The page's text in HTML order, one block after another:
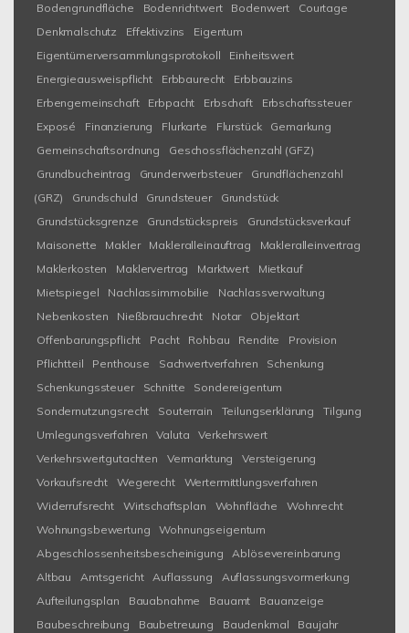
Bodengrundfläche
Bodenrichtwert Bodenwert
Courtage
Denkmalschutz
Effektivzins
Eigentum
Eigentümerversammlungsprotokoll
Einheitswert
Energieausweispflicht
Erbbaurecht
Erbbauzins
Erbengemeinschaft
Erbpacht Erbschaft
Erbschaftssteuer
Exposé
Finanzierung Flurkarte Flurstück
Gemarkung
Gemeinschaftsordnung
Geschossflächenzahl (GFZ)
Grundbucheintrag
Grunderwerbsteuer
Grundflächenzahl
(GRZ)
Grundschuld Grundsteuer
Grundstück
Grundstücksgrenze
Grundstückspreis
Grundstücksverkauf
Maisonette
Makler Makleralleinauftrag
Makleralleinvertrag
Maklerkosten
Maklervertrag Marktwert
Mietkauf
Mietspiegel
Nachlassimmobilie
Nachlassverwaltung
Nebenkosten
Nießbrauchrecht Notar
Objektart
Offenbarungspflicht
Pacht Rohbau Rendite
Provision
Pflichtteil
Penthouse Sachwertverfahren
Schenkung
Schenkungssteuer
Schnitte
Sondereigentum
Sondernutzungsrecht
Souterrain Teilungserklärung
Tilgung
Umlegungsverfahren
Valuta
Verkehrswert
Verkehrswertgutachten
Vermarktung
Versteigerung
Vorkaufsrecht
Wegerecht
Wertermittlungsverfahren
Widerrufsrecht
Wirtschaftsplan Wohnfläche
Wohnrecht
Wohnungsbewertung
Wohnungseigentum
Abgeschlossenheitsbescheinigung
Ablösevereinbarung
Altbau
Amtsgericht Auflassung
Auflassungsvormerkung
Aufteilungsplan
Bauabnahme Bauamt
Bauanzeige
Baubeschreibung
Baubetreuung Baudenkmal
Baujahr